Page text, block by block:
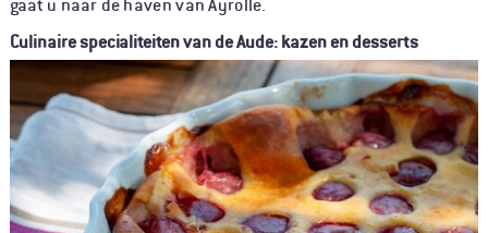
gaat u naar de haven van Ayrolle.
Culinaire specialiteiten van de Aude: kazen en desserts